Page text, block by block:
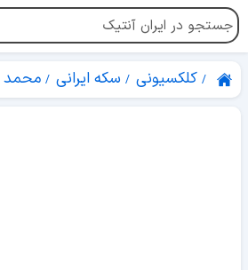
کلکسیونی سکه ایرانی محمد